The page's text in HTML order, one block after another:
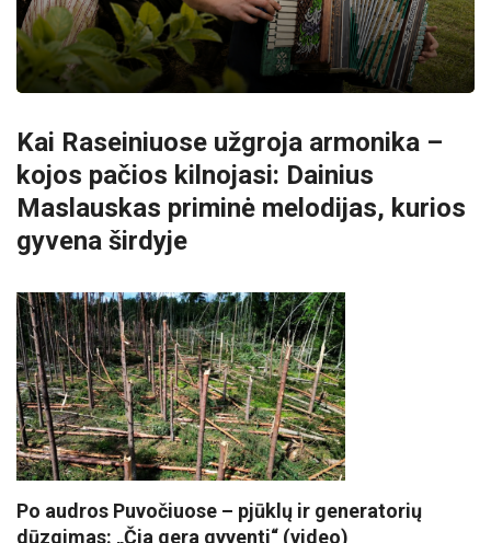
Kai Raseiniuose užgroja armonika –
kojos pačios kilnojasi: Dainius
Maslauskas priminė melodijas, kurios
gyvena širdyje
Po audros Puvočiuose – pjūklų ir generatorių
dūzgimas: „Čia gera gyventi“ (video)